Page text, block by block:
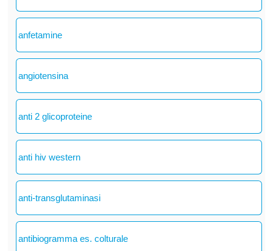
anfetamine
angiotensina
anti 2 glicoproteine
anti hiv western
anti-transglutaminasi
antibiogramma es. colturale